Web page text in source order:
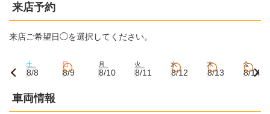
来店予約
来店ご希望日◯を選択してください。
土
8/8
日
8/9
月
8/10
火
8/11
水
8/12
木
8/13
金
8/14
車両情報